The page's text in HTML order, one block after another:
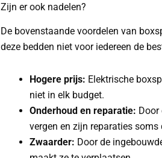
Zijn er ook nadelen?
De bovenstaande voordelen van
deze bedden niet voor iedereen de
Hogere prijs: Elektrische
niet in elk budget.
Onderhoud en reparatie:
vergen en zijn reparaties soms
Zwaarder: Door de